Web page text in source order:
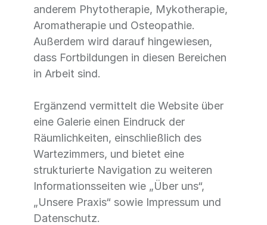
anderem Phytotherapie, Mykotherapie,
Aromatherapie und Osteopathie.
Außerdem wird darauf hingewiesen,
dass Fortbildungen in diesen Bereichen
in Arbeit sind.
Ergänzend vermittelt die Website über
eine Galerie einen Eindruck der
Räumlichkeiten, einschließlich des
Wartezimmers, und bietet eine
strukturierte Navigation zu weiteren
Informationsseiten wie „Über uns“,
„Unsere Praxis“ sowie Impressum und
Datenschutz.